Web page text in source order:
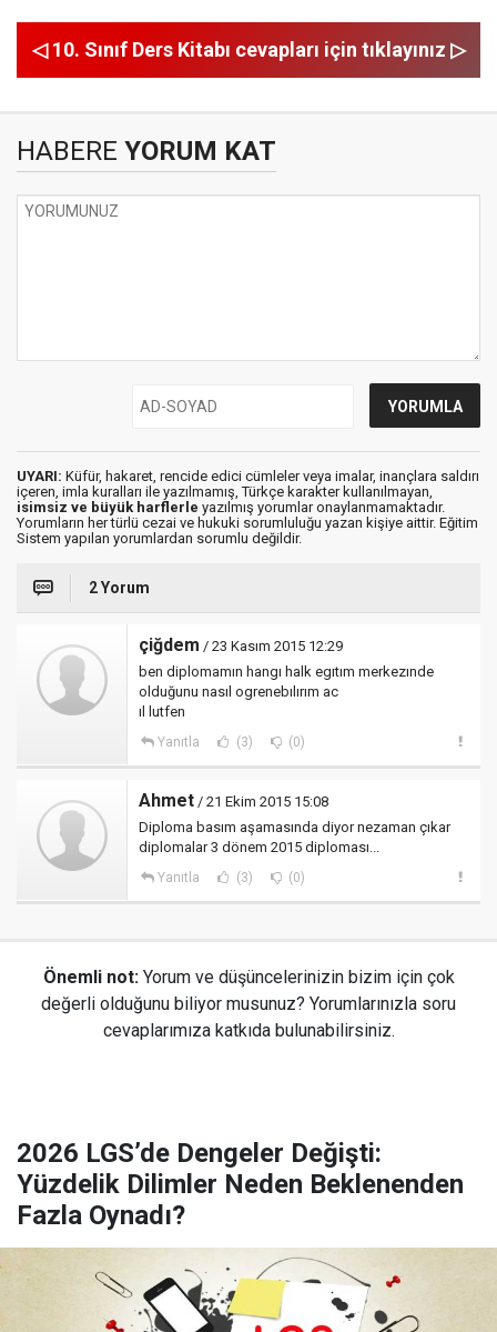
◁ 10. Sınıf Ders Kitabı cevapları için tıklayınız ▷
HABERE YORUM KAT
UYARI: Küfür, hakaret, rencide edici cümleler veya imalar, inançlara saldırı
içeren, imla kuralları ile yazılmamış, Türkçe karakter kullanılmayan,
isimsiz ve büyük harflerle yazılmış yorumlar onaylanmamaktadır.
Yorumların her türlü cezai ve hukuki sorumluluğu yazan kişiye aittir. Eğitim
Sistem yapılan yorumlardan sorumlu değildir.
2 Yorum
çiğdem / 23 Kasım 2015 12:29
ben diplomamın hangı halk egıtım merkezınde
olduğunu nasıl ogrenebılırım ac
ıl lutfen
Yanıtla (3) (0)
Ahmet / 21 Ekim 2015 15:08
Diploma basım aşamasında diyor nezaman çıkar
diplomalar 3 dönem 2015 diploması...
Yanıtla (3) (0)
Önemli not: Yorum ve düşüncelerinizin bizim için çok
değerli olduğunu biliyor musunuz? Yorumlarınızla soru
cevaplarımıza katkıda bulunabilirsiniz.
2026 LGS’de Dengeler Değişti:
Yüzdelik Dilimler Neden Beklenenden
Fazla Oynadı?